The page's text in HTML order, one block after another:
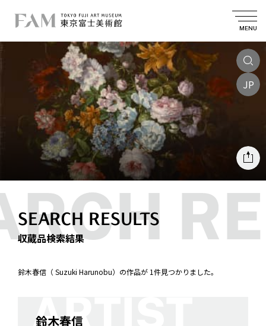
MENU
JP
SEARCH RESULTS
収蔵品検索結果
鈴木春信（ Suzuki Harunobu）の作品が 1件見つかりました。
鈴木春信